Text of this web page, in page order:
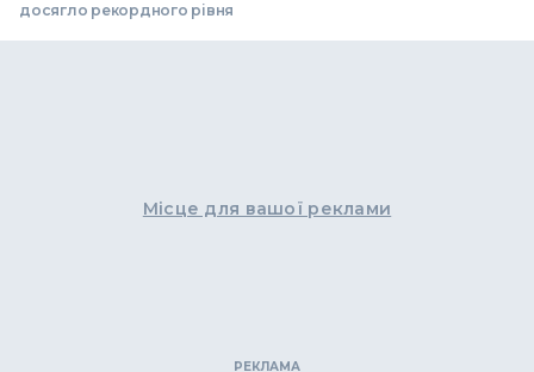
досягло рекордного рівня
Місце для вашої реклами